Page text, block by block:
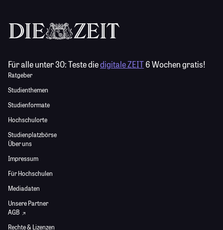
Für alle unter 30:Teste diedigitale ZEIT6 Wochen gratis!
Ratgeber
Studienthemen
Studienformate
Hochschulorte
Studienplatzbörse
Über uns
Impressum
Für Hochschulen
Mediadaten
Unsere Partner
AGB
Rechte & Lizenzen